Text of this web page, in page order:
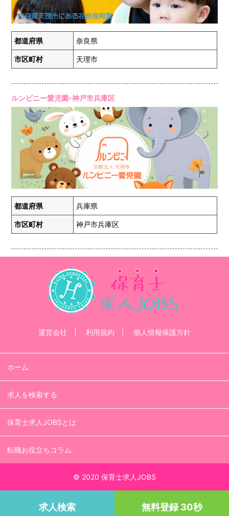
都道府県 奈良県
市区町村 天理市
ルンビニー愛児園-神戸市兵庫区
都道府県 兵庫県
市区町村 神戸市兵庫区
運営会社 利用規約 個人情報保護方針
ホーム
求人を検索する
保育士求人JOBSとは
転職お役立ちコラム
© 2020 保育士求人JOBS
求人検索 無料登録 30秒